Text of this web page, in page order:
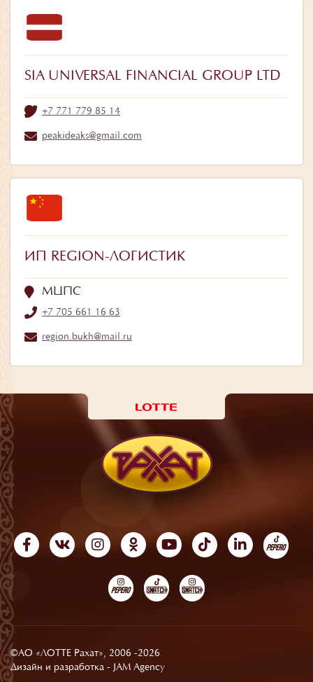
SIA UNIVERSAL FINANCIAL GROUP LTD
+7 771 779 85 14
peakideaks@gmail.com
ИП REGION-ЛОГИСТИК
МЦПС
+7 705 661 16 63
region.bukh@mail.ru
©АО «ЛОТТЕ Рахат», 2006 -2026
Дизайн и разработка - JAM Agency